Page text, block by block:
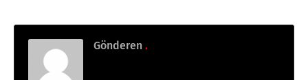
Gönderen .